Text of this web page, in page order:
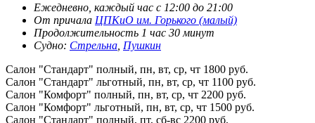
Ежедневно, каждый час с 12:00 до 21:00
От причала ЦПКиО им. Горького (малый)
Продолжительность 1 час 30 минут
Судно: Стрельна Пушкин
Салон "Стандарт" полный, пн, вт, ср, чт 1800 руб.
Салон "Стандарт" льготный, пн, вт, ср, чт 1100 руб.
Салон "Комфорт" полный, пн, вт, ср, чт 2200 руб.
Салон "Комфорт" льготный, пн, вт, ср, чт 1500 руб.
Салон "Стандарт" полный, пт, сб-вс 2200 руб.